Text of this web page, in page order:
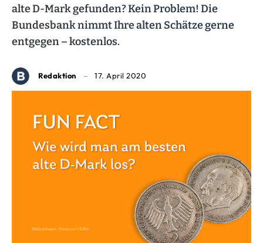
alte D-Mark gefunden? Kein Problem! Die
Bundesbank nimmt Ihre alten Schätze gerne
entgegen – kostenlos.
Redaktion 17. April 2020